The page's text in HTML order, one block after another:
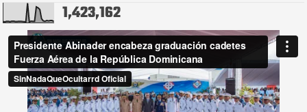
1,423,162